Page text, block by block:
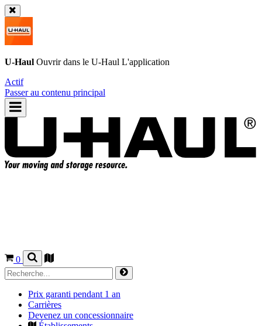
U-Haul Ouvrir dans le U-Haul L'application
Actif
Passer au contenu principal
0
Prix garanti pendant 1 an
Carrières
Devenez un concessionnaire